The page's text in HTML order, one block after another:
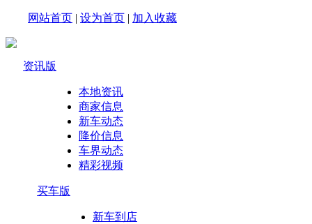
网站首页 | 设为首页 | 加入收藏
资讯版
本地资讯
商家信息
新车动态
降价信息
车界动态
精彩视频
买车版
新车到店